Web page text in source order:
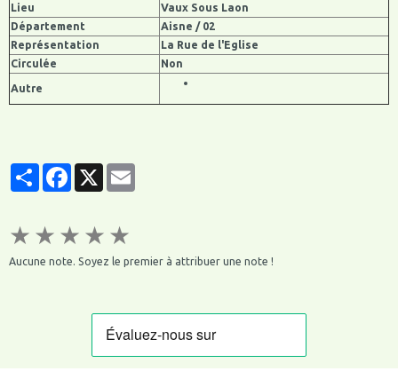
Lieu
Vaux Sous Laon
Département
Aisne / 02
Représentation
La Rue de l'Eglise
Circulée
Non
Autre
PartagerFacebook
X
★ ★ ★ ★ ★
Aucune note. Soyez le premier à attribuer une note !